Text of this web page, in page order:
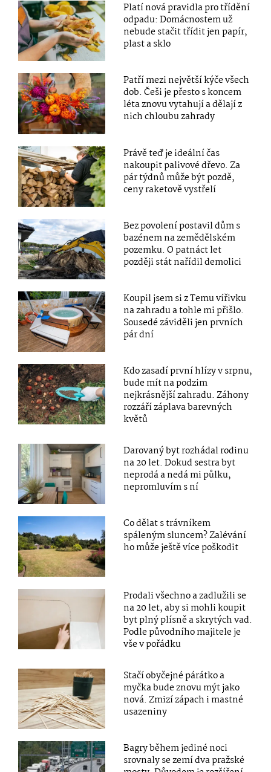
Platí nová pravidla pro třídění
odpadu: Domácnostem už
nebude stačit třídit jen papír,
plast a sklo
Patří mezi největší kýče všech
dob. Češi je přesto s koncem
léta znovu vytahují a dělají z
nich chloubu zahrady
Právě teď je ideální čas
nakoupit palivové dřevo. Za
pár týdnů může být pozdě,
ceny raketově vystřelí
Bez povolení postavil dům s
bazénem na zemědělském
pozemku. O patnáct let
později stát nařídil demolici
Koupil jsem si z Temu vířivku
na zahradu a tohle mi přišlo.
Sousedé záviděli jen prvních
pár dní
Kdo zasadí první hlízy v srpnu,
bude mít na podzim
nejkrásnější zahradu. Záhony
rozzáří záplava barevných
květů
Darovaný byt rozhádal rodinu
na 20 let. Dokud sestra byt
neprodá a nedá mi půlku,
nepromluvím s ní
Co dělat s trávníkem
spáleným sluncem? Zalévání
ho může ještě více poškodit
Prodali všechno a zadlužili se
na 20 let, aby si mohli koupit
byt plný plísně a skrytých vad.
Podle původního majitele je
vše v pořádku
Stačí obyčejné párátko a
myčka bude znovu mýt jako
nová. Zmizí zápach i mastné
usazeniny
Bagry během jediné noci
srovnaly se zemí dva pražské